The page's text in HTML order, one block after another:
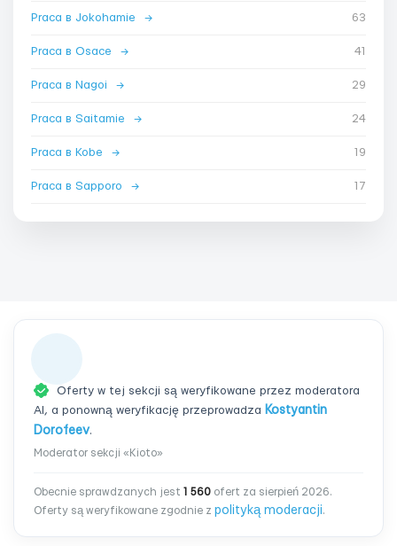
Praca в Jokohamie → 63
Praca в Osace → 41
Praca в Nagoi → 29
Praca в Saitamie → 24
Praca в Kobe → 19
Praca в Sapporo → 17
Oferty w tej sekcji są weryfikowane przez moderatora
AI, a ponowną weryfikację przeprowadza Kostyantin
Dorofeev.
Moderator sekcji «Kioto»
Obecnie sprawdzanych jest 1 560 ofert za sierpień 2026.
Oferty są weryfikowane zgodnie z polityką moderacji.